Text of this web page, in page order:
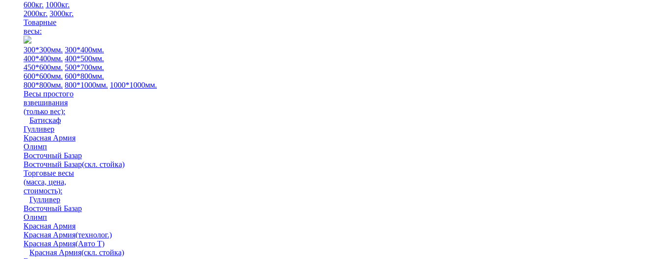
600кг. 1000кг.
2000кг. 3000кг.
Товарные
весы:
300*300мм. 300*400мм.
400*400мм. 400*500мм.
450*600мм. 500*700мм.
600*600мм. 600*800мм.
800*800мм. 800*1000мм. 1000*1000мм.
Весы простого
взвешивания
(только вес):
Батискаф
Гулливер
Красная Армия
Олимп
Восточный Базар
Восточный Базар(скл. стойка)
Торговые весы
(масса, цена,
стоимость):
Гулливер
Восточный Базар
Олимп
Красная Армия
Красная Армия(технолог.)
Красная Армия(Авто Т)
Красная Армия(скл. стойка)